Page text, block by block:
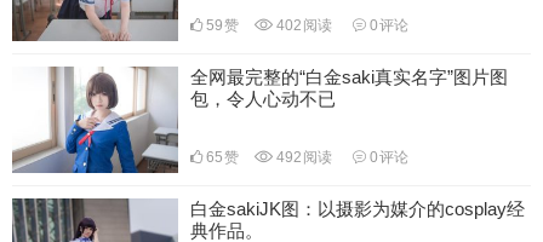
59赞 402 阅读 0评论
全网最完整的“白金saki真实名字”图片图
包，令人心动不已
65赞 492 阅读 0评论
白金sakiJK图：以摄影为媒介的cosplay经
典作品。